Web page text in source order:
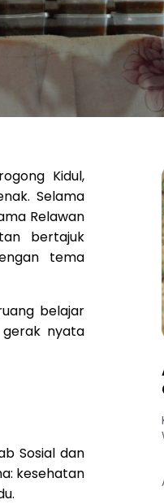
Kidul,
Selama
Relawan
bertajuk
tema
belajar
nyata
Sosial dan
kesehatan